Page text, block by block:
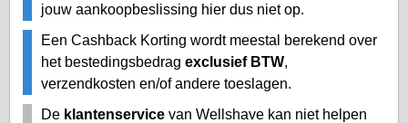
jouw aankoopbeslissing hier dus niet op.
Een Cashback Korting wordt meestal berekend over
het bestedingsbedrag exclusief BTW,
verzendkosten en/of andere toeslagen.
De klantenservice van Wellshave kan niet helpen